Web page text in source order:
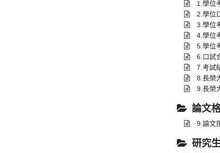
1.學位
2.學位
3.學位
4.學位
5.學位
6.口試
7.考試
8.長榮
9.長榮
論文
9.論文
研究